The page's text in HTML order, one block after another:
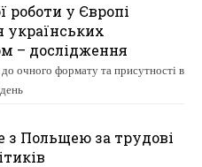
роботи у Європі
українських
– дослідження
очного формату та присутності в
з Польщею за трудові